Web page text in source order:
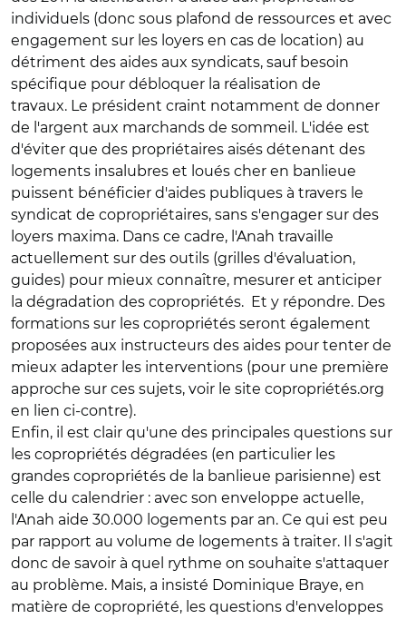
individuels (donc sous plafond de ressources et avec
engagement sur les loyers en cas de location) au
détriment des aides aux syndicats, sauf besoin
spécifique pour débloquer la réalisation de
travaux. Le président craint notamment de donner
de l'argent aux marchands de sommeil. L'idée est
d'éviter que des propriétaires aisés détenant des
logements insalubres et loués cher en banlieue
puissent bénéficier d'aides publiques à travers le
syndicat de copropriétaires, sans s'engager sur des
loyers maxima. Dans ce cadre, l'Anah travaille
actuellement sur des outils (grilles d'évaluation,
guides) pour mieux connaître, mesurer et anticiper
la dégradation des copropriétés. Et y répondre. Des
formations sur les copropriétés seront également
proposées aux instructeurs des aides pour tenter de
mieux adapter les interventions (pour une première
approche sur ces sujets, voir le site copropriétés.org
en lien ci-contre).
Enfin, il est clair qu'une des principales questions sur
les copropriétés dégradées (en particulier les
grandes copropriétés de la banlieue parisienne) est
celle du calendrier : avec son enveloppe actuelle,
l'Anah aide 30.000 logements par an. Ce qui est peu
par rapport au volume de logements à traiter. Il s'agit
donc de savoir à quel rythme on souhaite s'attaquer
au problème. Mais, a insisté Dominique Braye, en
matière de copropriété, les questions d'enveloppes